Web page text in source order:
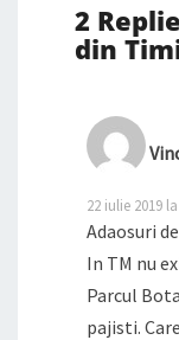
2
din
22 iulie 2019
Adaosuri
In TM nu
Parcul
pajisti.